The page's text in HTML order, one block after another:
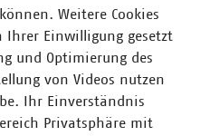
Weitere Cookies
Ihrer Einwilligung gesetzt
und Optimierung des
von Videos nutzen
Ihr Einverständnis
Privatsphäre mit